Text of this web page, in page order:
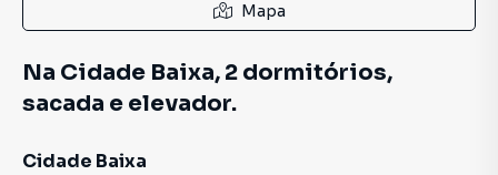
Mapa
Na Cidade Baixa, 2 dormitórios,
sacada e elevador.
Cidade Baixa